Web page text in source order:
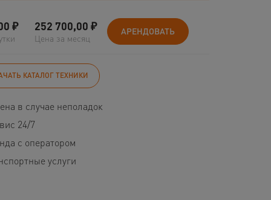
₽ 252 700,00 ₽
Цена за месяц
АРЕНДОВАТЬ
КАТАЛОГ ТЕХНИКИ
в случае неполадок
24/7
с оператором
услуги